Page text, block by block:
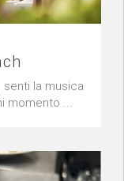
senti la musica
momento ...